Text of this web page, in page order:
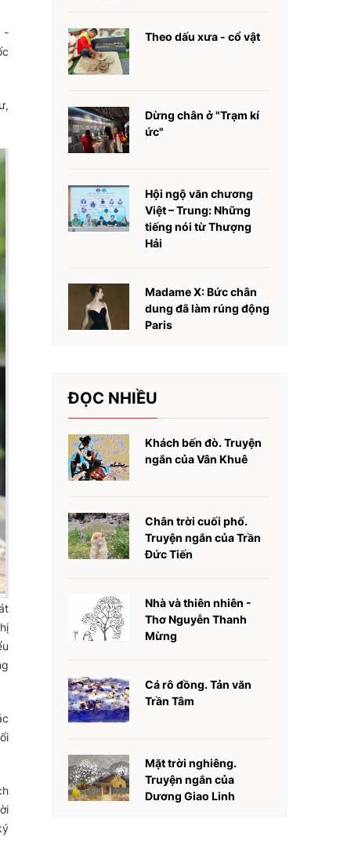
-
Theo dấu xưa - cổ vật
Dừng chân ở "Trạm kí
ức"
Hội ngộ văn chương
Việt – Trung: Những
tiếng nói từ Thượng
Hải
Madame X: Bức chân
dung đã làm rúng động
Paris
ĐỌC NHIỀU
Khách bến đò. Truyện
ngắn của Vân Khuê
Chân trời cuối phố.
Truyện ngắn của Trần
Đức Tiến
Nhà và thiên nhiên -
Thơ Nguyễn Thanh
Mừng
Cá rô đồng. Tản văn
Trần Tâm
Mặt trời nghiêng.
Truyện ngắn của
Dương Giao Linh